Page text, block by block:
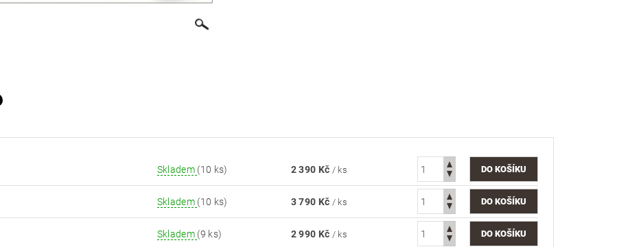
Skladem (10 ks) 2 390 Kč / ks
Skladem (10 ks) 3 790 Kč / ks
Skladem (9 ks) 2 990 Kč / ks